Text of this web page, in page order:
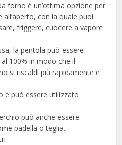
forno è un’ottima opzione per
all’aperto, con la quale puoi
friggere, cuocere a vapore
la pentola può essere
100% in modo che il
si riscaldi più rapidamente e
e può essere utilizzato
può anche essere
padella o teglia.